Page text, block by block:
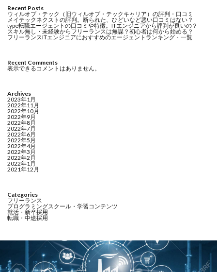
Recent Posts
ウィルオブ・テック（旧ウィルオブ・テックキャリア）の評判・口コミ
メイテックネクストの評判。断られた、ひどいなど悪い口コミはない？
type転職エージェントの口コミや特徴。ITエンジニアから評判が良いの？
スキル無し・未経験からフリーランスは無謀？初心者は何から始める？
フリーランスITエンジニアにおすすめのエージェントランキング・一覧
Recent Comments
表示できるコメントはありません。
Archives
2023年1月
2022年11月
2022年10月
2022年9月
2022年8月
2022年7月
2022年6月
2022年5月
2022年4月
2022年3月
2022年2月
2022年1月
2021年12月
Categories
フリーランス
プログラミングスクール・学習コンテンツ
就活・新卒採用
転職・中途採用